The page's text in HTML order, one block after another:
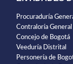
Procuraduría
Contraloría General
Concejo de Bogotá
Veeduría Distrital
Personería de